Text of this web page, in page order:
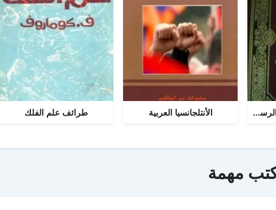
تحرير المرأة في عصر الرسالة جــ 2 الأنتلجانسيا العربية طرائف علم الفلك
مهمة